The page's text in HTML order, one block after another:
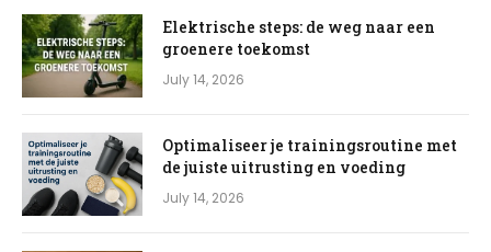
Elektrische steps: de weg naar een
groenere toekomst
July 14, 2026
Optimaliseer je trainingsroutine met
de juiste uitrusting en voeding
July 14, 2026